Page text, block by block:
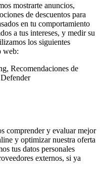
mostrarte anuncios,
de descuentos para
en tu comportamiento
a tus intereses, y medir su
los siguientes
web:
Recomendaciones de
comprender y evaluar mejor
y optimizar nuestra oferta
tus datos personales
externos, si ya